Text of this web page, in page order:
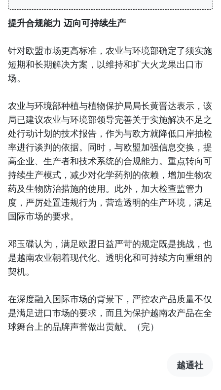
提升合规能力 迈向可持续生产
针对欧盟市场更高标准，农业与环境部确定了须实施
短期和长期解决方案，以维持和扩大火龙果出口市
场。
农业与环境部种植与植物保护局局长黄晋达表示，该
局已建议农业与环境部领导完善关于实施解决不足之
处行动计划的技术报告，作为与欧方就降低口岸抽检
率进行谈判的依据。同时，与欧盟加强信息交换，提
高企业、生产者和技术系统的合规能力。重点转向可
持续生产模式，减少对化学药剂的依赖，增加生物农
药及生物防治措施的使用。此外，加大检查监管力
度，严厉处置违规行为，营造透明的生产环境，满足
国际市场的要求。
邓玉碟认为，满足欧盟日益严苛的规定既是挑战，也
是越南农业朝着现代化、透明化和可持续方向重组的
契机。
在深度融入国际市场的背景下，严控农产品质量不仅
是满足进口市场的要求，而且为保护越南农产品在全
球舞台上的品牌声誉做出贡献。（完）
越通社